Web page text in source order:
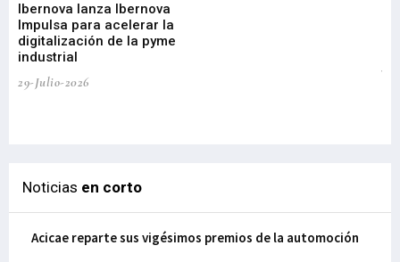
Ibernova lanza Ibernova
Impulsa para acelerar la
digitalización de la pyme
industrial
29-Julio-2026
Noticias en corto
Acicae reparte sus vigésimos premios de la automoción